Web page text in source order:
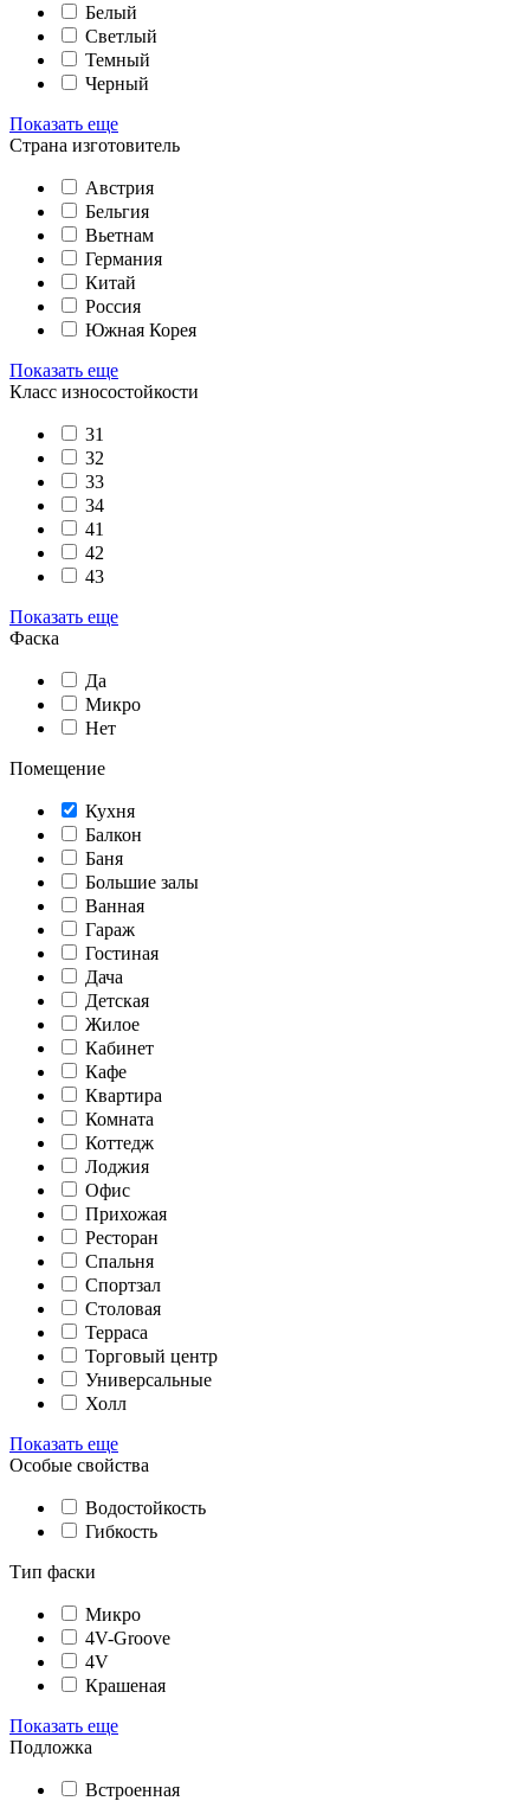
Белый
Светлый
Темный
Черный
Показать еще
Страна изготовитель
Австрия
Бельгия
Вьетнам
Германия
Китай
Россия
Южная Корея
Показать еще
Класс износостойкости
31
32
33
34
41
42
43
Показать еще
Фаска
Да
Микро
Нет
Помещение
Кухня
Балкон
Баня
Большие залы
Ванная
Гараж
Гостиная
Дача
Детская
Жилое
Кабинет
Кафе
Квартира
Комната
Коттедж
Лоджия
Офис
Прихожая
Ресторан
Спальня
Спортзал
Столовая
Терраса
Торговый центр
Универсальные
Холл
Показать еще
Особые свойства
Водостойкость
Гибкость
Тип фаски
Микро
4V-Groove
4V
Крашеная
Показать еще
Подложка
Встроенная